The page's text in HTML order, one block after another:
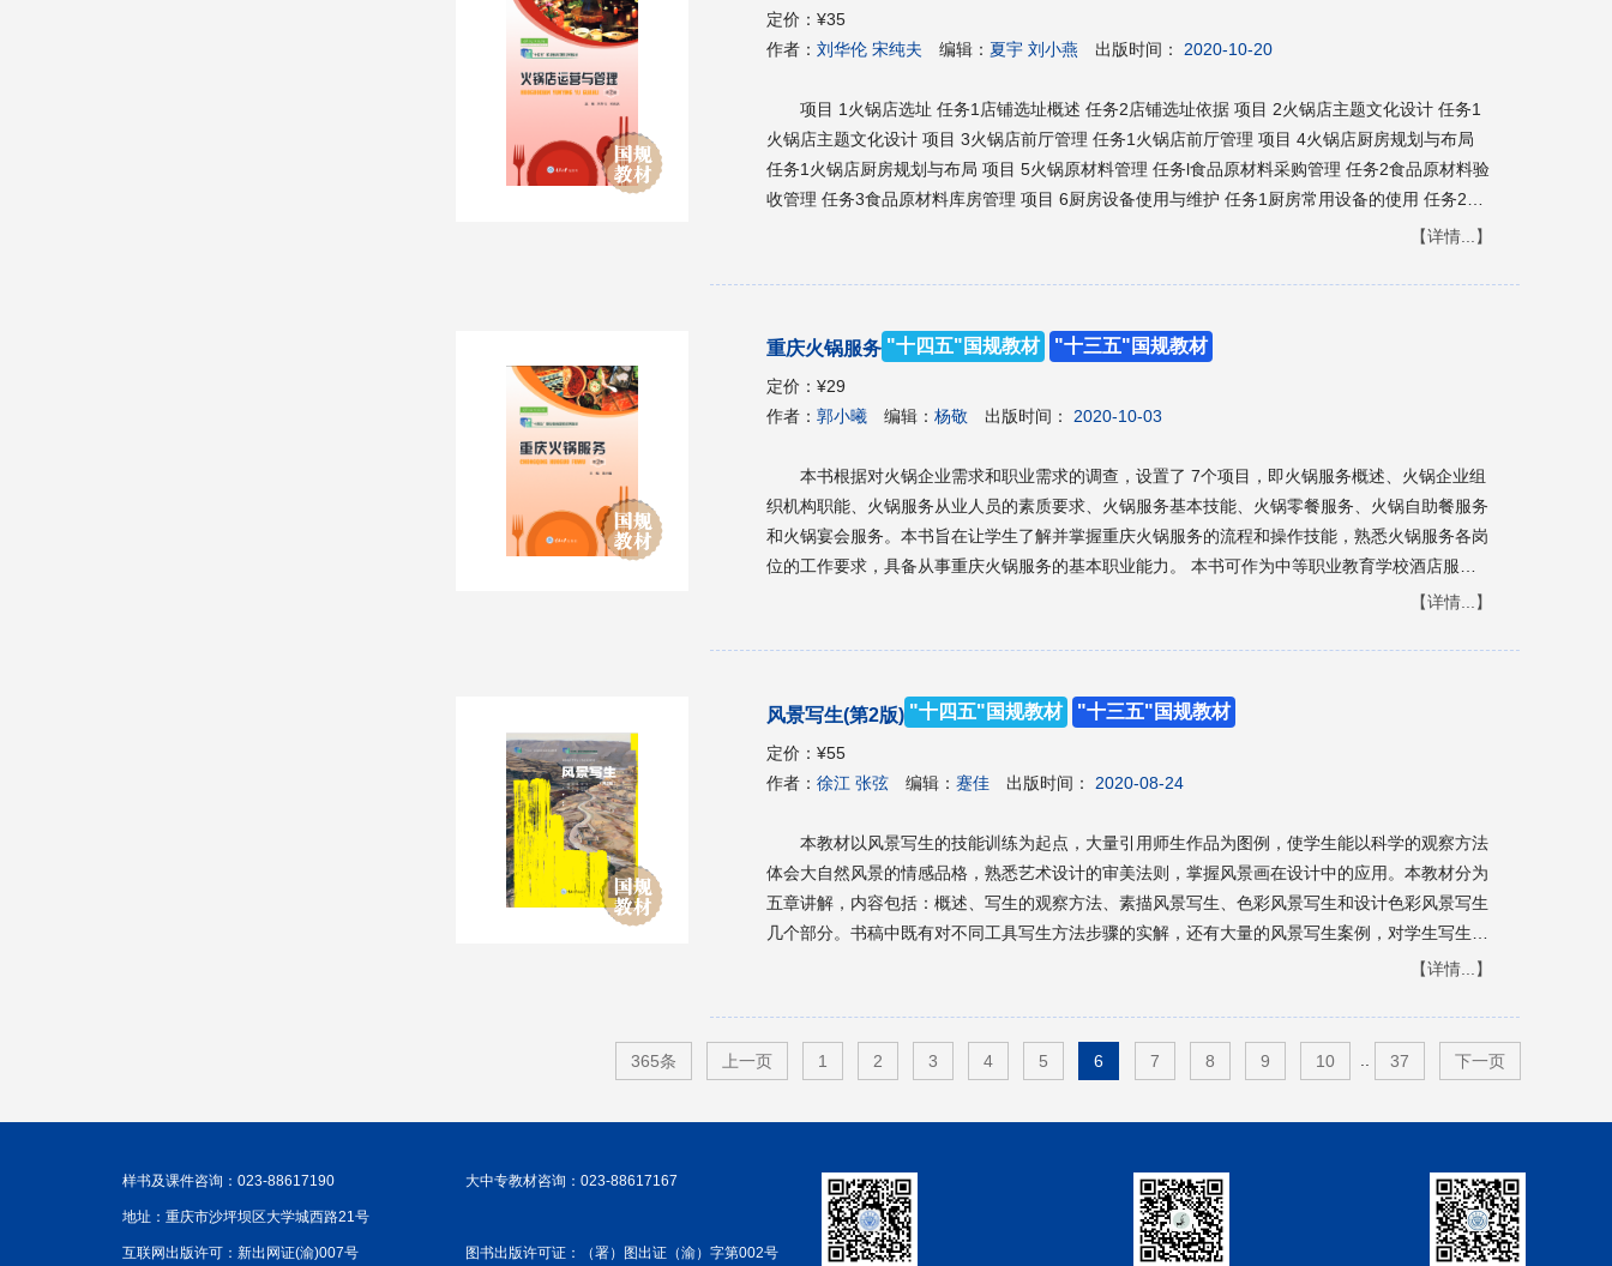
广…………………………………………………………………… 134 项目七 客户针对性营销…
二民航服务接待礼仪 ………………………… 106 项目六民航服务外事礼仪 …………………………
121 参考文献 ………………………………………………… 124
定价：¥35
作者：刘华伦 宋纯夫 编辑： 夏宇 刘小燕 出版时间： 2020-10-20
项目 1火锅店选址 任务1店铺选址概述 任务2店铺选址依据 项目 2火锅店主题文化设计 任务1
火锅店主题文化设计 项目 3火锅店前厅管理 任务1火锅店前厅管理 项目 4火锅店厨房规划与布局
任务1火锅店厨房规划与布局 项目 5火锅原材料管理 任务l食品原材料采购管理 任务2食品原材料验
收管理 任务3食品原材料库房管理 项目 6厨房设备使用与维护 任务1厨房常用设备的使用 任务2厨
房常用设备的维护保养 项目 7中央厨房运营管理 任务1中央厨房概述 任务2中央厨房生产管理 项目
火灾的预防与灭火 项目 9火锅店加盟方案 任务1火锅店加盟概述 任务2火锅店加盟方案 项目 10火
1火锅职业资格标准(试行) 附录2火锅调配师职业资格标准(试行) 附录3培训、考核及证书发放 参考
文献
【详情...】
重庆火锅服务 "十四五"国规教材 "十三五"国规教材
定价：¥29
作者：郭小曦 编辑：杨敬 出版时间： 2020-10-03
本书根据对火锅企业需求和职业需求的调查，设置了 7个项目，即火锅服务概述、火锅企业组
织机构职能、火锅服务从业人员的素质要求、火锅服务基本技能、火锅零餐服务、火锅自助餐服务
和火锅宴会服务。本书旨在让学生了解并掌握重庆火锅服务的流程和操作技能，熟悉火锅服务各岗
位的工作要求，具备从事重庆火锅服务的基本职业能力。 本书可作为中等职业教育学校酒店服务
与管理专业、中式烹饪专业教材，也可作为重庆火锅行业培训教材及火锅从业人员的参考用书。
【详情...】
风景写生(第2版) "十四五"国规教材 "十三五"国规教材
定价：¥55
作者：徐江 张弦 编辑：蹇佳 出版时间： 2020-08-24
本教材以风景写生的技能训练为起点，大量引用师生作品为图例，使学生能以科学的观察方法
体会大自然风景的情感品格，熟悉艺术设计的审美法则，掌握风景画在设计中的应用。本教材分为
五章讲解，内容包括：概述、写生的观察方法、素描风景写生、色彩风景写生和设计色彩风景写生
几个部分。书稿中既有对不同工具写生方法步骤的实解，还有大量的风景写生案例，对学生写生可
【详情...】
365条 上一页 1 2 3 4 5 6 7 8 9 10 37 下一页
样书及课件咨询：023-88617190 大中专教材咨询：023-88617167
地址：重庆市沙坪坝区大学城西路21号
互联网出版许可：新出网证(渝)007号 图书出版许可证：（署）图出证（渝）字第002号